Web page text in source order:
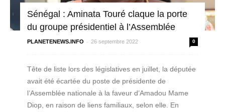
Sénégal : Aminata Touré claque la porte
du groupe présidentiel à l’Assemblée
PLANETENEWS.INFO - 26 septembre 2022 0
Tête de liste lors des législatives en juillet, la députée
avait été écartée du poste de présidente de
l’Assemblée nationale à la faveur d’Amadou Mame
Diop, en raison de liens familiaux, selon elle. En